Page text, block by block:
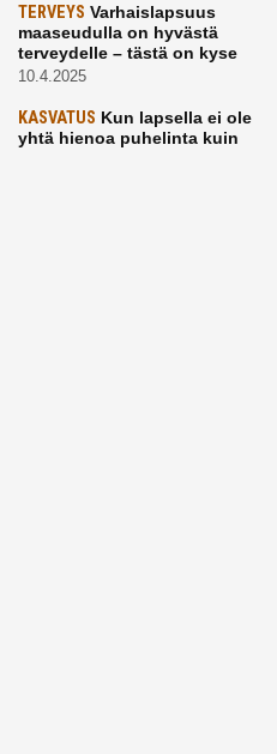
TERVEYS Varhaislapsuus
maaseudulla on hyvästä
terveydelle – tästä on kyse
10.4.2025
KASVATUS Kun lapsella ei ole
yhtä hienoa puhelinta kuin